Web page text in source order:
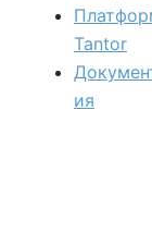
Tantor
ия